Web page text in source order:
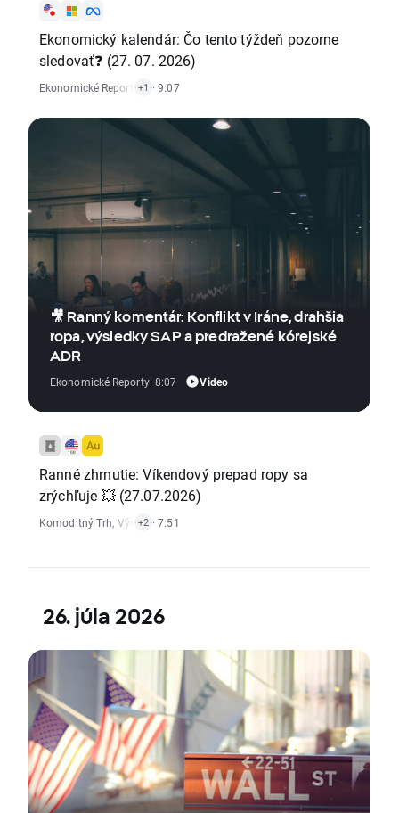
Ekonomický kalendár: Čo tento týždeň pozorne
sledovať❓ (27. 07. 2026)
Ekonomické Reporty,Akciový Trh
+1 · 9:07
🎥 Ranný komentár: Konflikt v Iráne, drahšia
ropa, výsledky SAP a predražené kórejské
ADR
Ekonomické Reporty· 8:07 Video
Ranné zhrnutie: Víkendový prepad ropy sa
zrýchľuje 💥 (27.07.2026)
Komoditný Trh, Vývoj Indexov
+2 · 7:51
26. júla 2026